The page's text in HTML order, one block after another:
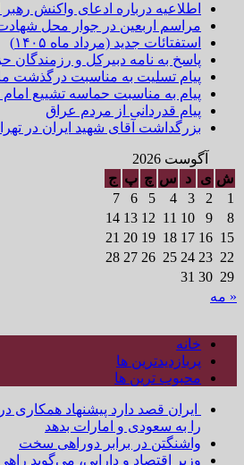
اطلاعیه درباره ادعای واکنش
مراسم اربعین در جوار محل شهادت
استفتائات جدید (مرداد ماه ۱۴۰۵)
پاسخ به نامه دبیرکل و رزمندگان
پیام تسلیت به مناسبت درگذشت
پیام به مناسبت حماسه تشییع
پیام قدردانی از مردم عراق
بزرگداشت آقای شهید ایران در
آگوست 2026
ش ی د س چ پ ج
1
2
3
4
5
6
7
8
9
10
11
12
13
14
15
16
17
18
19
20
21
22
23
24
25
26
27
28
29
30
31
« مه
خانه
پربازدیدترین ها
محبوب ترین ها
ایران قصد دارد پیشنهاد همکاری
را به سعودی و امارات بدهد
واشنگتن در برابر دوراهی سخت
وزیر اقتصاد و دارایی، می‌گوید